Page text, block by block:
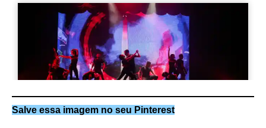
Salve essa imagem no seu Pinterest